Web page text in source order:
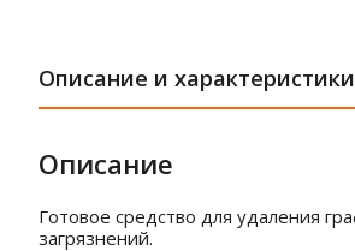
Описание и характеристики
Описание
Готовое средство для удаления
загрязнений.